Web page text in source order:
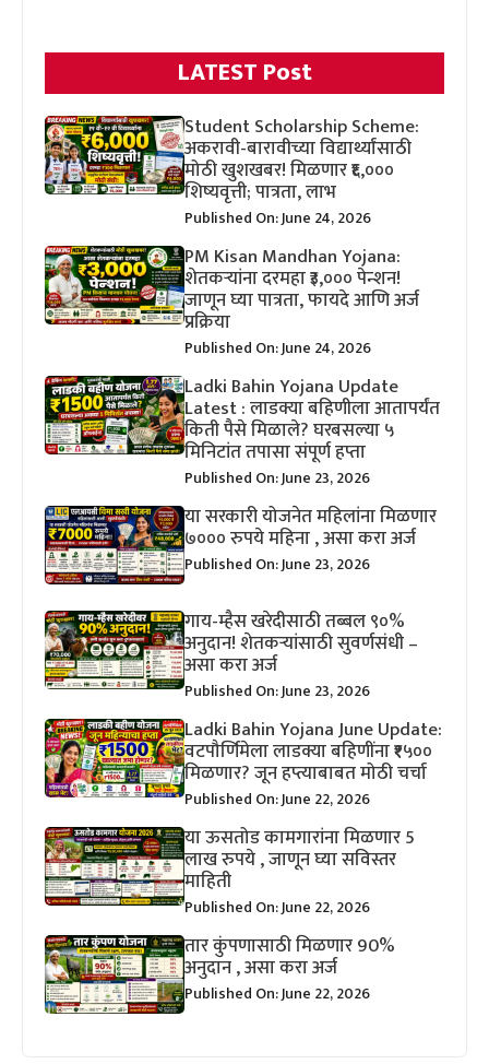
LATEST Post
Student Scholarship Scheme:
अकरावी-बारावीच्या विद्यार्थ्यांसाठी
मोठी खुशखबर! मिळणार ₹६,०००
शिष्यवृत्ती; पात्रता, लाभ
Published On: June 24, 2026
PM Kisan Mandhan Yojana:
शेतकऱ्यांना दरमहा ₹३,००० पेन्शन!
जाणून घ्या पात्रता, फायदे आणि अर्ज
प्रक्रिया
Published On: June 24, 2026
Ladki Bahin Yojana Update
Latest : लाडक्या बहिणीला आतापर्यंत
किती पैसे मिळाले? घरबसल्या ५
मिनिटांत तपासा संपूर्ण हप्ता
Published On: June 23, 2026
या सरकारी योजनेत महिलांना मिळणार
७००० रुपये महिना , असा करा अर्ज
Published On: June 23, 2026
गाय-म्हैस खरेदीसाठी तब्बल ९०%
अनुदान! शेतकऱ्यांसाठी सुवर्णसंधी –
असा करा अर्ज
Published On: June 23, 2026
Ladki Bahin Yojana June Update:
वटपौर्णिमेला लाडक्या बहिणींना ₹१५००
मिळणार? जून हप्त्याबाबत मोठी चर्चा
Published On: June 22, 2026
या ऊसतोड कामगारांना मिळणार 5
लाख रुपये , जाणून घ्या सविस्तर
माहिती
Published On: June 22, 2026
तार कुंपणासाठी मिळणार 90%
अनुदान , असा करा अर्ज
Published On: June 22, 2026